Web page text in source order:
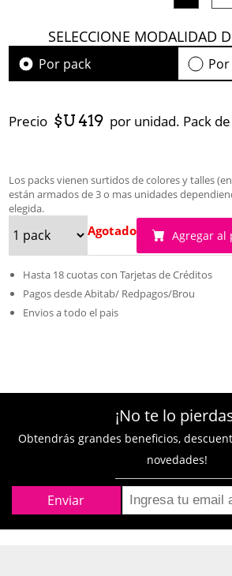
SELECCIONE MODALIDAD
Por pack
Precio $U 419 por unidad. Pack
Los packs vienen surtidos de colores y talles
están armados de 3 o mas unidades
elegida.
Agotado Agregar al
Hasta 18 cuotas con Tarjetas de Créditos
Pagos desde Abitab/ Redpagos/Brou
Envios a todo el pais
¡No te lo
Obtendrás grandes beneficios,
novedades!